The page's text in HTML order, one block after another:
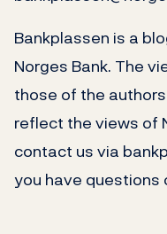
Bankplassen is a
Norges Bank. The
those of the
reflect the views of
contact us via
you have questions